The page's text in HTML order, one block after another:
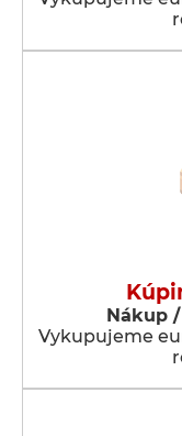
Nákup
Vykupujeme